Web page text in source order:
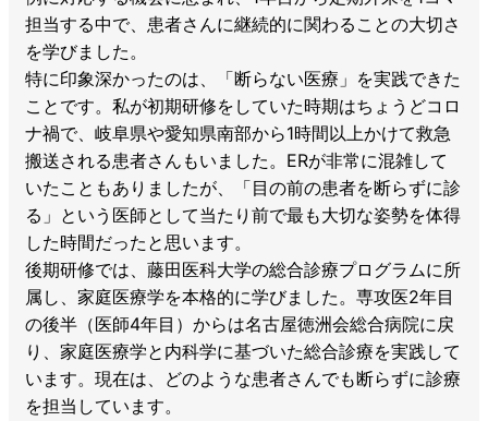
担当する中で、患者さんに継続的に関わることの大切さ
を学びました。
特に印象深かったのは、「断らない医療」を実践できた
ことです。私が初期研修をしていた時期はちょうどコロ
ナ禍で、岐阜県や愛知県南部から1時間以上かけて救急
搬送される患者さんもいました。ERが非常に混雑して
いたこともありましたが、「目の前の患者を断らずに診
る」という医師として当たり前で最も大切な姿勢を体得
した時間だったと思います。
後期研修では、藤田医科大学の総合診療プログラムに所
属し、家庭医療学を本格的に学びました。専攻医2年目
の後半（医師4年目）からは名古屋徳洲会総合病院に戻
り、家庭医療学と内科学に基づいた総合診療を実践して
います。現在は、どのような患者さんでも断らずに診療
を担当しています。